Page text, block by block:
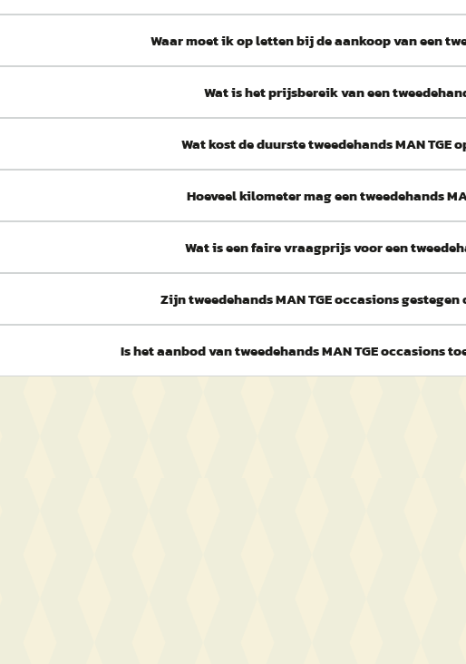
Waar moet ik op letten bij de aankoop van een
Wat is het prijsbereik van een
Wat kost de duurste tweedehands MAN TGE
Hoeveel kilometer mag een tweedehands
Wat is een faire vraagprijs voor een
Zijn tweedehands MAN TGE occasions
Is het aanbod van tweedehands MAN TGE occasions